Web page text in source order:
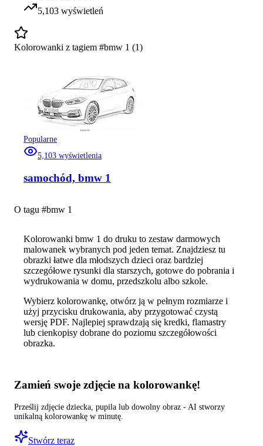
5,103 wyświetleń
Kolorowanki z tagiem #bmw 1 (1)
Popularne
5,103 wyświetlenia
samochód, bmw 1
O tagu #bmw 1
Kolorowanki bmw 1 do druku to zestaw darmowych
malowanek wybranych pod jeden temat. Znajdziesz tu
obrazki łatwe dla młodszych dzieci oraz bardziej
szczegółowe rysunki dla starszych, gotowe do pobrania i
wydrukowania w domu, przedszkolu albo szkole.
Wybierz kolorowankę, otwórz ją w pełnym rozmiarze i
użyj przycisku drukowania, aby przygotować czystą
wersję PDF. Najlepiej sprawdzają się kredki, flamastry
lub cienkopisy dobrane do poziomu szczegółowości
obrazka.
Zamień swoje zdjęcie na kolorowankę!
Prześlij zdjęcie dziecka, pupila lub dowolny obraz - AI stworzy
unikalną kolorowankę w minutę.
Stwórz teraz